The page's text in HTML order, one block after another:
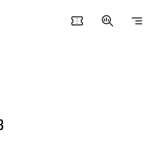
confirmation_number search_insights segment